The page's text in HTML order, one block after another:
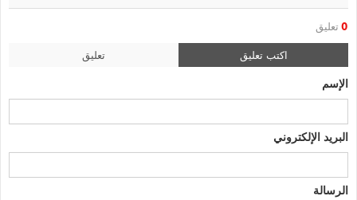
0 تعليق
اكتب تعليق تعليق
الإسم
البريد الإلكتروني
الرسالة